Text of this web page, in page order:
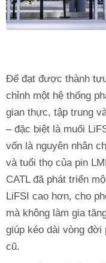
Để đạt được thành
chỉnh một hệ thống
gian thực, tập trung
– đặc biệt là muối
vốn là nguyên nhân
và tuổi thọ của pin
CATL đã phát triển
LiFSI cao hơn, cho
mà không làm gia
giúp kéo dài vòng đời
cũ.